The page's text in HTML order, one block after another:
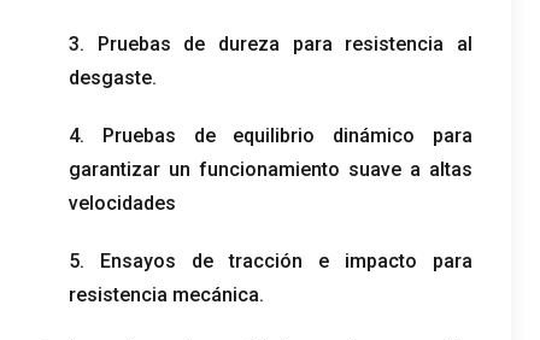
3. Pruebas de dureza para resistencia al
desgaste.
4. Pruebas de equilibrio dinámico para
garantizar un funcionamiento suave a altas
velocidades
5. Ensayos de tracción e impacto para
resistencia mecánica.